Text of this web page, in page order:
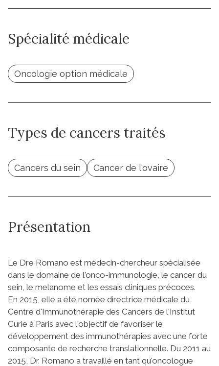
Spécialité médicale
Oncologie option médicale
Types de cancers traités
Cancers du sein Cancer de l'ovaire
Présentation
Le Dre Romano est médecin-chercheur spécialisée
dans le domaine de l'onco-immunologie, le cancer du
sein, le melanome et les essais cliniques précoces.
En 2015, elle a été nomée directrice médicale du
Centre d'Immunothérapie des Cancers de l'Institut
Curie à Paris avec l'objectif de favoriser le
développement des immunothérapies avec une forte
composante de recherche translationnelle. Du 2011 au
2015, Dr. Romano a travaillé en tant qu'oncologue